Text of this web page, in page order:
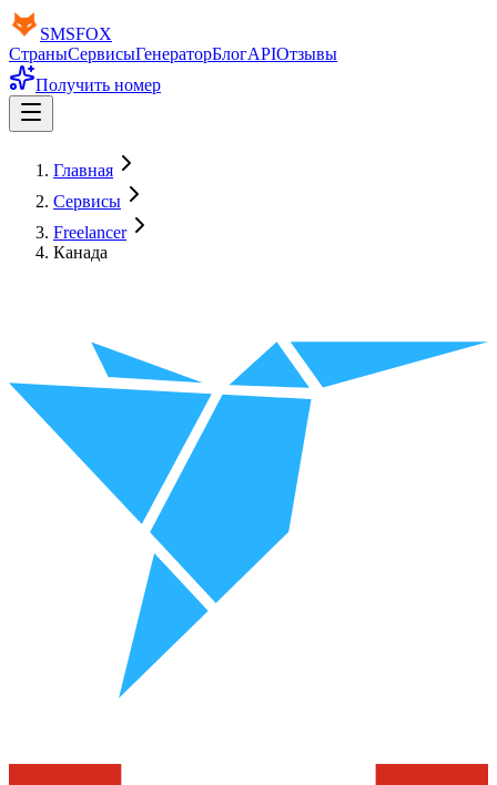
SMSFOX
СтраныСервисыГенераторБлогAPIОтзывы
Получить номер
Главная
Сервисы
Freelancer
Канада